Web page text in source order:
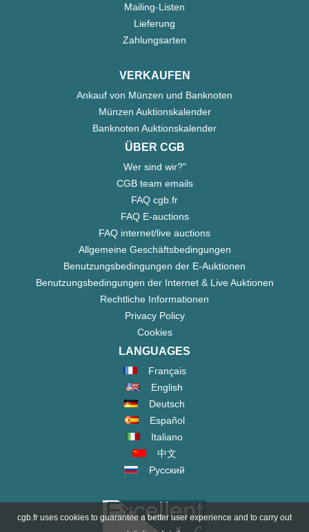
Mailing-Listen
Lieferung
Zahlungsarten
VERKAUFEN
Ankauf von Münzen und Banknoten
Münzen Auktionskalender
Banknoten Auktionskalender
ÜBER CGB
Wer sind wir?"
CGB team emails
FAQ cgb.fr
FAQ E-auctions
FAQ internet/live auctions
Allgemeine Geschäftsbedingungen
Benutzungsbedingungen der E-Auktionen
Benutzungsbedingungen der Internet & Live Auktionen
Rechtliche Informationen
Privacy Policy
Cookies
LANGUAGES
Français
English
Deutsch
Español
Italiano
中文
Русский
cgb.fr uses cookies to guarantee a better user experience and to carry out